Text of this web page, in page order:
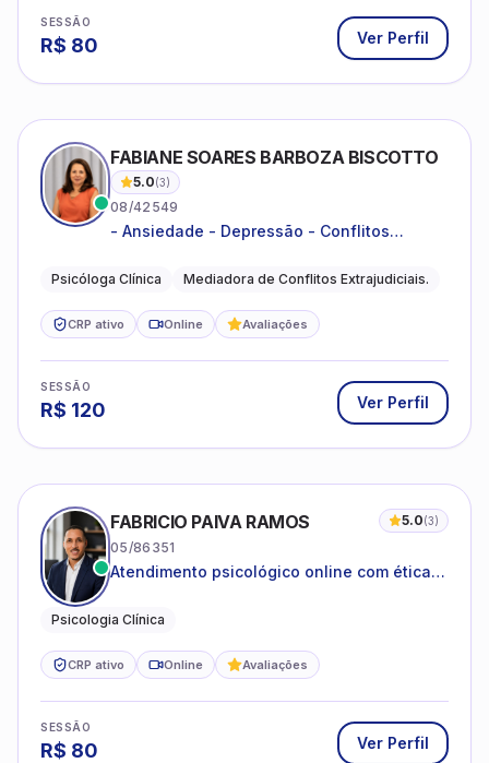
SESSÃO
R$ 80 Ver Perfil
FABIANE SOARES BARBOZA BISCOTTO
5.0(3)
08/42549
- Ansiedade - Depressão - Conflitos
relacionamentos - Autoestima -
Psicóloga Clínica Mediadora de Conflitos Extrajudiciais.
CRP ativo Online Avaliações
SESSÃO
R$ 120 Ver Perfil
FABRICIO PAIVA RAMOS 5.0(3)
05/86351
Atendimento psicológico online com ética,
Psicologia Clínica
CRP ativo Online Avaliações
SESSÃO
R$ 80 Ver Perfil